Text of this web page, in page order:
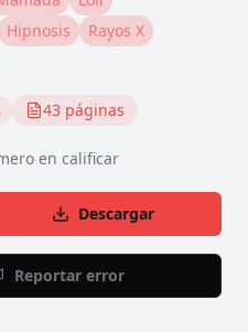
Hipnosis
Rayos X
43 páginas
en calificar
Descargar
Reportar error